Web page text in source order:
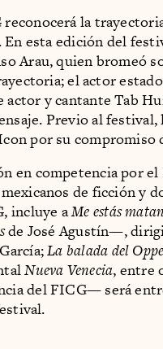
la
esta edición del
Arau, quien bromeó
el actor
actor y cantante Tab
Previo al
por su
en competencia por
de ficción y
incluye aMe estás
de José Agustín—,
La balada del
Nueva Venecia, entre
del FICG— será